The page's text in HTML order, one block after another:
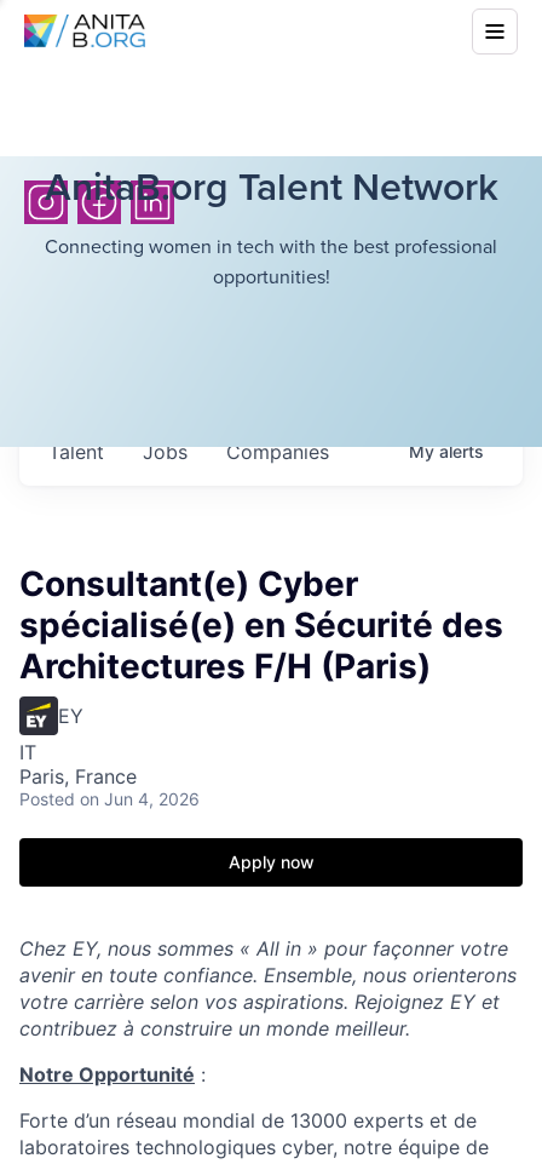
AnitaB.org Talent Network
Connecting women in tech with the best professional
opportunities!
Jobs Companies
Talent Myalerts
Consultant(e) Cyber
spécialisé(e) en Sécurité des
Architectures F/H (Paris)
EY
IT
Paris, France
Posted on Jun 4, 2026
Apply now
Chez EY, nous sommes « All in » pour façonner votre
avenir en toute confiance. Ensemble, nous orienterons
votre carrière selon vos aspirations. Rejoignez EY et
contribuez à construire un monde meilleur.
Notre Opportunité :
Forte d’un réseau mondial de 13000 experts et de
laboratoires technologiques cyber, notre équipe de